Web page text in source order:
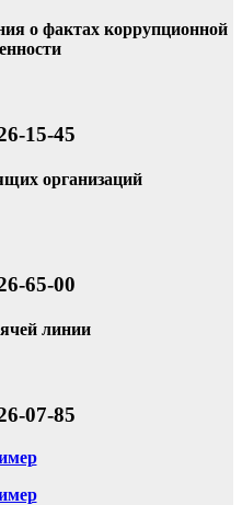
о фактах коррупционной
15-45
организаций
65-00
линии
07-85